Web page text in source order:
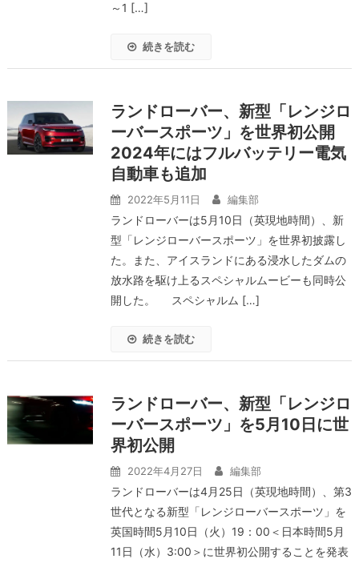
～1 […]
続きを読む
ランドローバー、新型「レンジロ
ーバースポーツ」を世界初公開
2024年にはフルバッテリー電気
自動車も追加
2022年5月11日 編集部
ランドローバーは5月10日（英現地時間）、新
型「レンジローバースポーツ」を世界初披露し
た。また、アイスランドにある浸水したダムの
放水路を駆け上るスペシャルムービーも同時公
開した。 スペシャルム […]
続きを読む
ランドローバー、新型「レンジロ
ーバースポーツ」を5月10日に世
界初公開
2022年4月27日 編集部
ランドローバーは4月25日（英現地時間）、第3
世代となる新型「レンジローバースポーツ」を
英国時間5月10日（火）19：00＜日本時間5月
11日（水）3:00＞に世界初公開することを発表